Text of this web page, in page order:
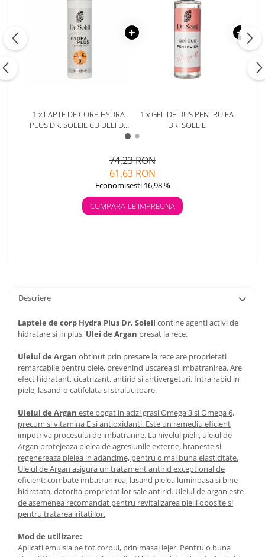
1 x LAPTE DE CORP HYDRA
PLUS DR. SOLEIL CU ULEI DE
1 x GEL DE DUS PENTRU EA
DR. SOLEIL
74,23 RON
61,63 RON
Economisesti 16,98 %
CUMPARA-LE IMPREUNA
Descriere
Laptele de corp Hydra Plus Dr. Soleil contine agenti activi de
hidratare si in plus, Ulei de Argan presat la rece.
Uleiul de Argan obtinut prin presare la rece are proprietati
remarcabile pentru piele, prevenind uscarea si imbatranirea. Are
efect hidratant, cicatrizant, antirid si antivergeturi. Intra rapid in
piele, lasand-o catifelata si stralucitoare.
Uleiul de Argan este bogat in acizi grasi Omega 3 si Omega 6,
precum si vitamina E si antioxidanti. Este un remediu eficient
impotriva procesului de imbatranire. La nivelul pielii, uleiul de
Argan protejeaza pielea de agresiunile externe, hraneste si
regenereaza pielea in adancime, pentru o mai buna elasticitate.
Uleiul de Argan asigura un tratament antirid exceptional de
eficient: combate imbatranirea, lasand pielea luminoasa si bine
hidratata, datorita proprietatilor sale antirid. Uleiul de argan este
de asemenea recomandat pentru revitalizarea pielii obosite si
pentru tratarea iritatiilor.
Mod de utilizare:
Aplicati emulsia pe tot corpul, prin masaj lejer. Pentru o buna